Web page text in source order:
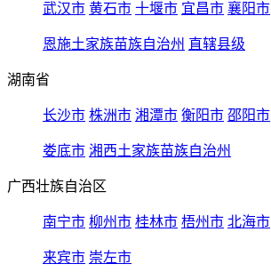
武汉市 黄石市 十堰市 宜昌市 襄阳市
恩施土家族苗族自治州 直辖县级
湖南省
长沙市 株洲市 湘潭市 衡阳市 邵阳市
娄底市 湘西土家族苗族自治州
广西壮族自治区
南宁市 柳州市 桂林市 梧州市 北海市
来宾市 崇左市